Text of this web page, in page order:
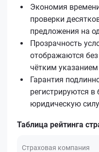
Экономия
проверки
предложения на
Прозрачность
отображаются
чётким
Гарантия
регистрируются
юридическую
Таблица рейтинга
Страховая компания